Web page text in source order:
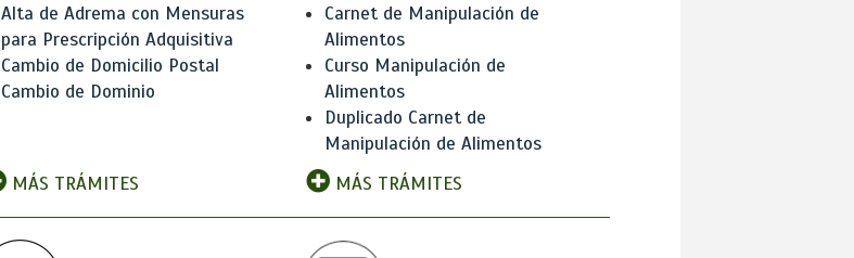
Alta de Adrema con Mensuras
para Prescripción Adquisitiva
Cambio de Domicilio Postal
Cambio de Dominio
MÁS TRÁMITES
Carnet de Manipulación de
Alimentos
Curso Manipulación de
Alimentos
Duplicado Carnet de
Manipulación de Alimentos
MÁS TRÁMITES